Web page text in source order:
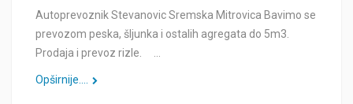
Autoprevoznik Stevanovic Sremska Mitrovica Bavimo se
prevozom peska, šljunka i ostalih agregata do 5m3.
Prodaja i prevoz rizle. …
Opširnije....